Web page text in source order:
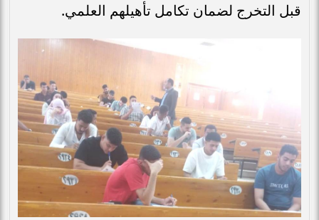
قبل التخرج لضمان تكامل تأهيلهم العلمي.